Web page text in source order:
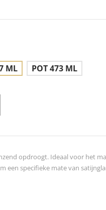
ML POT 473 ML
opdroogt. Ideaal voor het
een specifieke mate van